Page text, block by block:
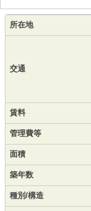
所在地
交通
賃料
管理費等
面積
築年数
種別/構造